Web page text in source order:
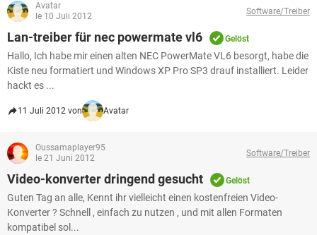
Avatar
le 10 Juli 2012
Software/Treiber
Lan-treiber für nec powermate vl6 Gelöst
Hallo, Ich habe mir einen alten NEC PowerMate VL6 besorgt, habe die
Kiste neu formatiert und Windows XP Pro SP3 drauf installiert. Leider
hackt es ...
11 Juli 2012 von Avatar
Oussamaplayer95
le 21 Juni 2012
Software/Treiber
Video-konverter dringend gesucht Gelöst
Guten Tag an alle, Kennt ihr vielleicht einen kostenfreien Video-
Konverter ? Schnell , einfach zu nutzen , und mit allen Formaten
kompatibel sol...